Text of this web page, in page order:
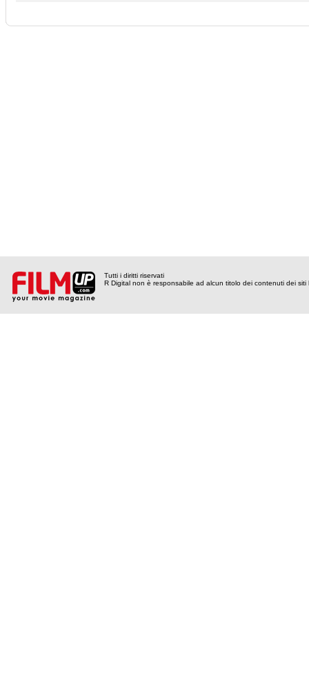
Tutti i diritti riservati
R Digital non è responsabile ad alcun titolo dei contenuti dei siti